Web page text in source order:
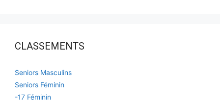
CLASSEMENTS
Seniors Masculins
Seniors Féminin
-17 Féminin